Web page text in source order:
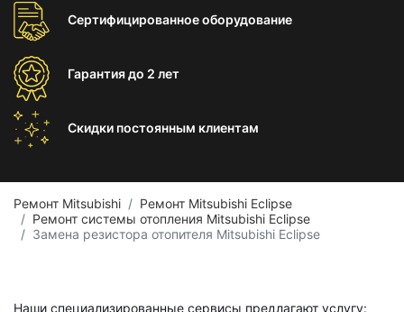
Сертифицированноеоборудование
Гарантиядо 2 лет
Скидки постоянным клиентам
Ремонт Mitsubishi
Ремонт Mitsubishi Eclipse
Ремонт системы отопления Mitsubishi Eclipse
Замена резистора отопителя Mitsubishi Eclipse
Наши специализированные сервисы предлагают услугу: